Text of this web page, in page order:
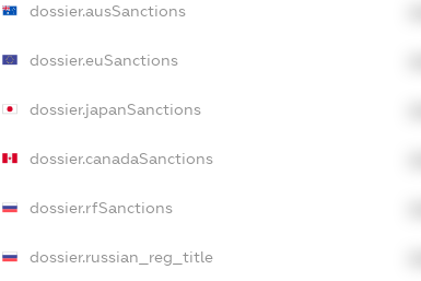
dossier.ausSanctions
dossier.euSanctions
dossier.japanSanctions
dossier.canadaSanctions
dossier.rfSanctions
dossier.russian_reg_title